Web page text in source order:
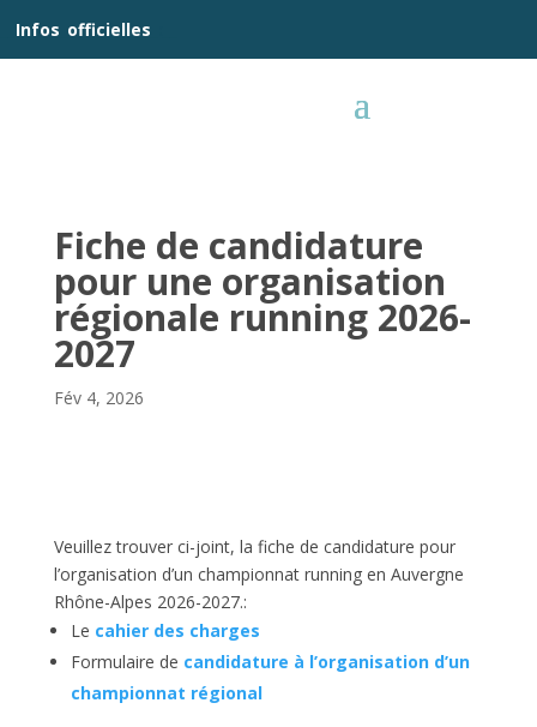
Infos officielles
Fiche de candidature
pour une organisation
régionale running 2026-
2027
Fév 4, 2026
Veuillez trouver ci-joint, la fiche de candidature pour
l’organisation d’un championnat running en Auvergne
Rhône-Alpes 2026-2027.:
Le cahier des charges
Formulaire de candidature à l’organisation d’un
championnat régional